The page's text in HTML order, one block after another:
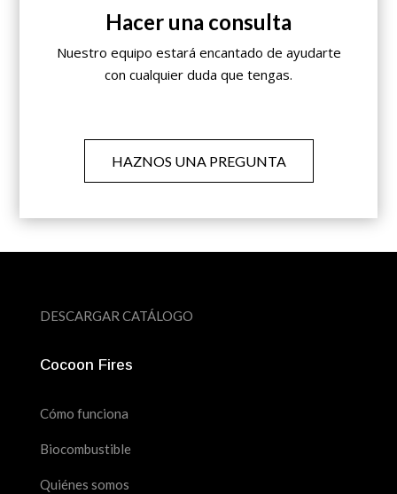
Hacer una consulta
Nuestro equipo estará encantado de ayudarte
con cualquier duda que tengas.
HAZNOS UNA PREGUNTA
DESCARGAR CATÁLOGO
Cocoon Fires
Cómo funciona
Biocombustible
Quiénes somos